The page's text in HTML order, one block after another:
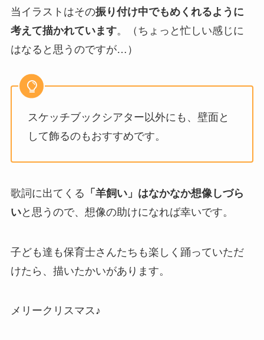
当イラストはその振り付け中でもめくれるように
考えて描かれています。（ちょっと忙しい感じに
はなると思うのですが…）
スケッチブックシアター以外にも、壁面と
して飾るのもおすすめです。
歌詞に出てくる 「羊飼い」はなかなか想像しづら
いと思うので、想像の助けになれば幸いです。
子ども達も保育士さんたちも楽しく踊っていただ
けたら、描いたかいがあります。
メリークリスマス♪